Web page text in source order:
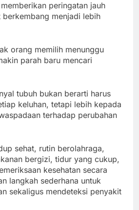
peringatan jauh
berkembang menjadi lebih
orang memilih menunggu
parah baru mencari
tubuh bukan berarti harus
keluhan, tetapi lebih kepada
terhadap perubahan
sehat, rutin berolahraga,
bergizi, tidur yang cukup,
kesehatan secara
langkah sederhana untuk
sekaligus mendeteksi penyakit